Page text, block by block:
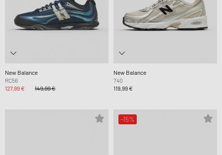
New Balance
RC56
127,99 €
149,99 €
New Balance
740
119,99 €
-15%